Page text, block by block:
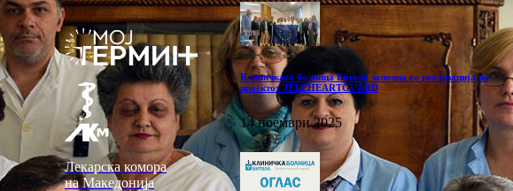
Клиничката болница Битола започна со реализација на
проектот TELEHEARTGUARD
14 ноември 2025
Лекарска комора
на Македонија